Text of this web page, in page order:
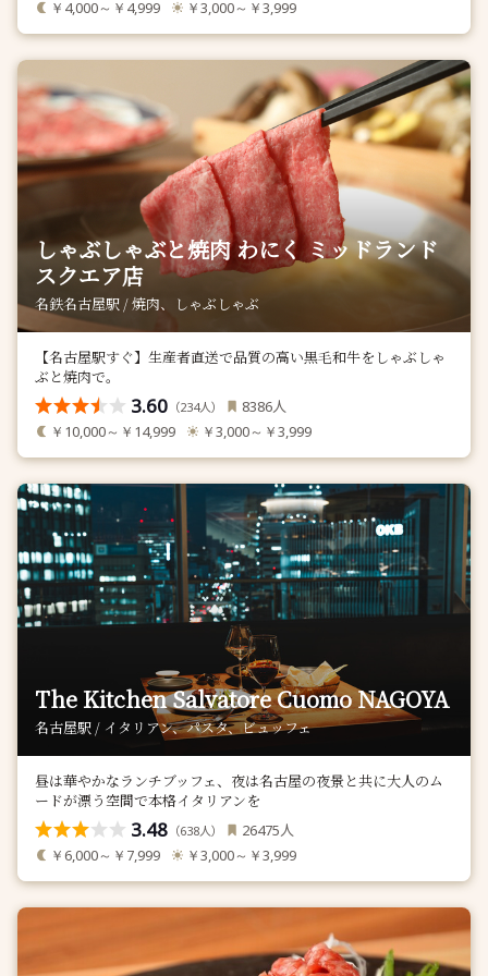
￥4,000～￥4,999 ￥3,000～￥3,999
しゃぶしゃぶと焼肉 わにく ミッドランド
スクエア店
名鉄名古屋駅 / 焼肉、しゃぶしゃぶ
【名古屋駅すぐ】生産者直送で品質の高い黒毛和牛をしゃぶしゃ
ぶと焼肉で。
3.60 （234人） 8386人
￥10,000～￥14,999 ￥3,000～￥3,999
The Kitchen Salvatore Cuomo NAGOYA
名古屋駅 / イタリアン、パスタ、ビュッフェ
昼は華やかなランチブッフェ、夜は名古屋の夜景と共に大人のム
ードが漂う空間で本格イタリアンを
3.48 （638人） 26475人
￥6,000～￥7,999 ￥3,000～￥3,999